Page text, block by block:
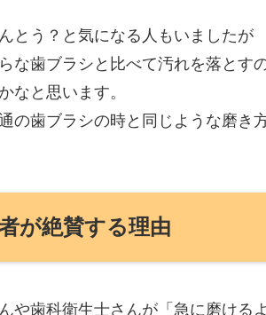
とう？と気になる人もいましたが
な歯ブラシと比べて汚れを落とす
なと思います。
の歯ブラシの時と同じような磨き
が絶賛する理由
や歯科衛生士さんが「急に磨ける